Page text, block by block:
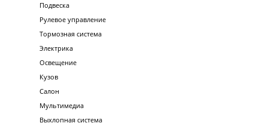
Подвеска
Рулевое управление
Тормозная система
Электрика
Освещение
Кузов
Салон
Мультимедиа
Выхлопная система